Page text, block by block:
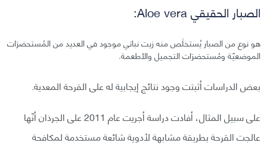
الصبار الحقيقي Aloe vera:
هو نوع من الصبار يُستخلَص منه زيت نباتي موجود في العديد من المُستحضرَات
الموضعيّة ومُستحضرَات التجميل والأطعمة.
بعض الدراسات أثبتت وجود نتائج إيجابية له على القرحة المعدية.
على سبيل المثال، أفادت دراسة أجريت عام 2011 على الجرذان أنّها
عالجت القرحة بطريقة مشابهة لأدوية شائعة مستخدمة لمكافحة